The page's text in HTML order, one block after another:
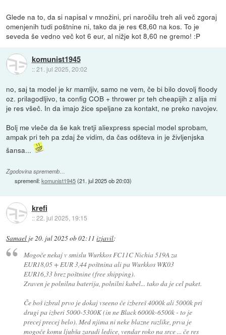
Glede na to, da si napisal v množini, pri naročilu treh ali več zgoraj
omenjenih tudi poštnine ni, tako da je res €8,60 na kos. To je
seveda še vedno več kot 6 eur, al nižje kot 8,60 ne gremo! :P
komunist1945
::21. jul 2025, 20:02
no, saj ta model je kr mamljiv, samo ne vem, če bi bilo dovolj floody
oz. prilagodljivo, ta config COB + thrower pr teh cheapijih z alija mi
je res všeč. In da imajo žice speljane za kontakt, ne preko navojev.
Bolj me vleče da še kak tretji aliexpress special model sprobam,
ampak pri teh pa zdaj že vidim, da čas odšteva in je življenjska
šansa...
Zgodovina sprememb…
spremenil:komunist1945(21. jul 2025 ob 20:03)
krefi
::22. jul 2025, 19:15
Samael je 20. jul 2025 ob 02:11 izjavil:
Mogoče nekaj v smislu Wurkkos FC11C Nichia 519A za
EUR18,05 + EUR 3,44 poštnina ali pa Wurkkos WK03
EUR16,33 brez poštnine (free shipping).
Zraven je polnilna baterija, polnilni kabel... tako da je cel paket.
Če boš izbral prvo je dokaj vseeno če izbereš 4000k ali 5000k pri
drugi pa izberi 5000-5300K (in ne Black 6000k-6500k - to je
precej precej belo). Med njima ni neke blazne razlike, prva je
mogoče komu ljubša zaradi ledice, vendar roko na srce ... če res